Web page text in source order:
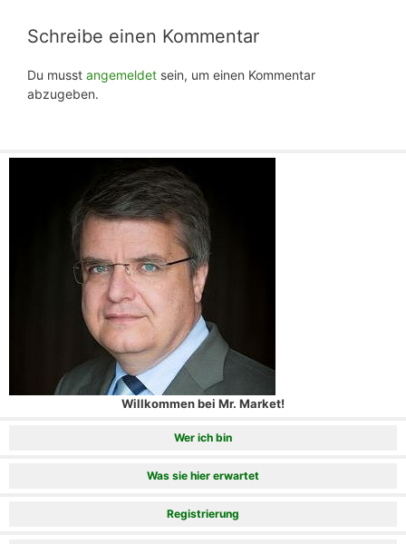
Schreibe einen Kommentar
Du musst angemeldet sein, um einen Kommentar
abzugeben.
Willkommen bei Mr. Market!
Wer ich bin
Was sie hier erwartet
Registrierung